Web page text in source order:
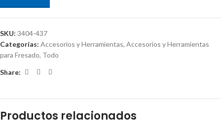
SKU: 3404-437
Categorías: Accesorios y Herramientas, Accesorios y Herramientas
para Fresado, Todo
Share:
Productos relacionados